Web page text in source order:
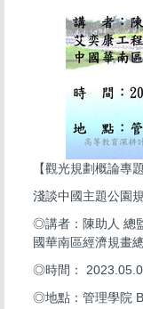
【觀光規劃概論專
淺談中國主題公園
◎講者：陳助人 總
國華南區經濟規畫
◎時間：
◎地點：管理學院